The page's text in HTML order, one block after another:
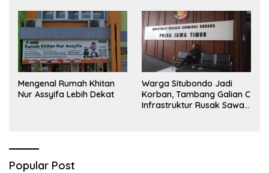
Mengenal Rumah Khitan
Nur Assyifa Lebih Dekat
Warga Situbondo Jadi
Korban, Tambang Galian C
Infrastruktur Rusak Sawah
Popular Post